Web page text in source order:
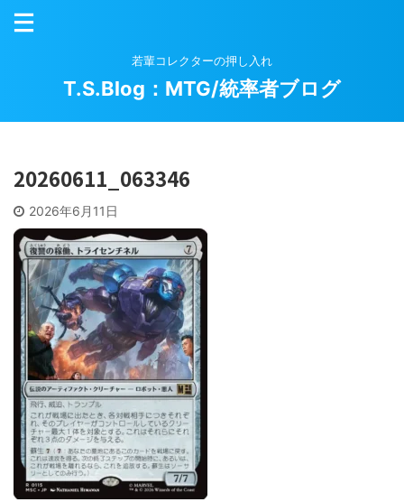
若輩コレクターの押し入れ
T.S.Blog：MTG/統率者ブログ
20260611_063346
2026年6月11日